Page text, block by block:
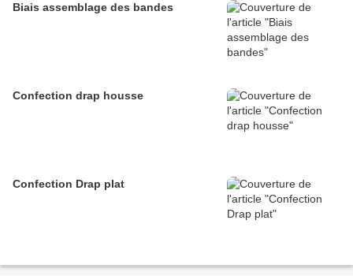
Biais assemblage des bandes
Confection drap housse
Confection Drap plat